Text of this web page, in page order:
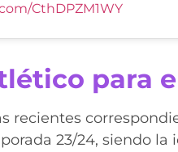
CthDPZM1WY
para
recientes
23/24, siendo la